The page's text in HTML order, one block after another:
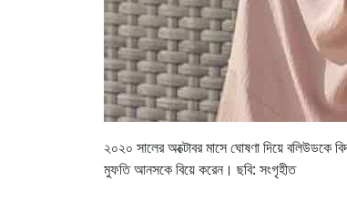
২০২০ সালের অক্টোবর মাসে ঘোষণা দিয়ে বলিউডকে
মুফতি আনসকে বিয়ে করেন। ছবি: সংগৃহীত